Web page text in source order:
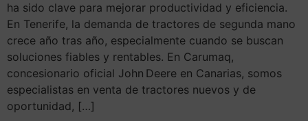
ha sido clave para mejorar productividad y eficiencia.
En Tenerife, la demanda de tractores de segunda mano
crece año tras año, especialmente cuando se buscan
soluciones fiables y rentables. En Carumaq,
concesionario oficial John Deere en Canarias, somos
especialistas en venta de tractores nuevos y de
oportunidad, […]